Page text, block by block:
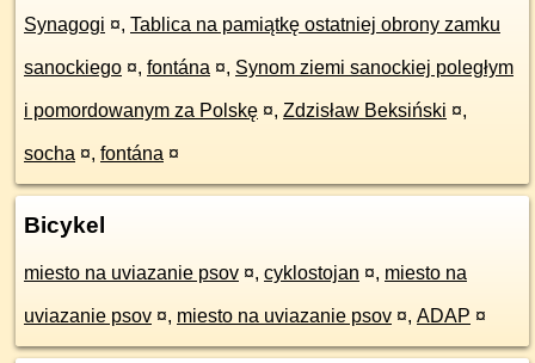
Synagogi ¤, Tablica na pamiątkę ostatniej obrony zamku
sanockiego ¤, fontána ¤, Synom ziemi sanockiej poległym
i pomordowanym za Polskę ¤, Zdzisław Beksiński ¤,
socha ¤, fontána ¤
Bicykel
miesto na uviazanie psov ¤, cyklostojan ¤, miesto na
uviazanie psov ¤, miesto na uviazanie psov ¤, ADAP ¤